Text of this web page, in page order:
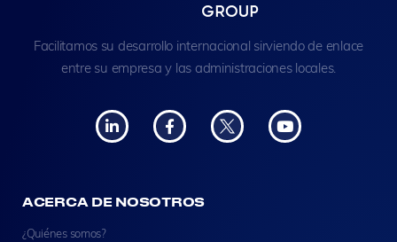
Facilitamos su desarrollo internacional sirviendo de enlace
entre su empresa y las administraciones locales.
ACERCA DE NOSOTROS
¿Quiénes somos?